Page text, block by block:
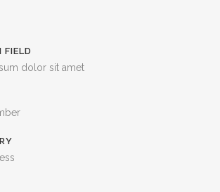
FIELD
dolor sit amet